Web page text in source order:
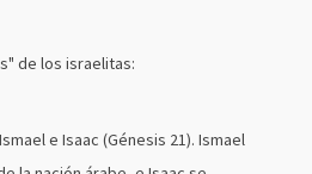
de los israelitas:
e Isaac (Génesis 21). Ismael